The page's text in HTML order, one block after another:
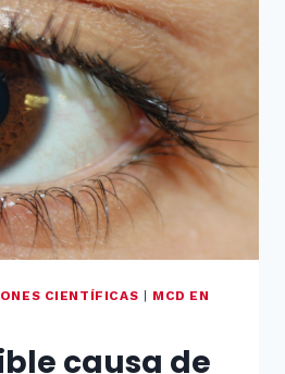
CIENTÍFICAS
MCD EN
causa de